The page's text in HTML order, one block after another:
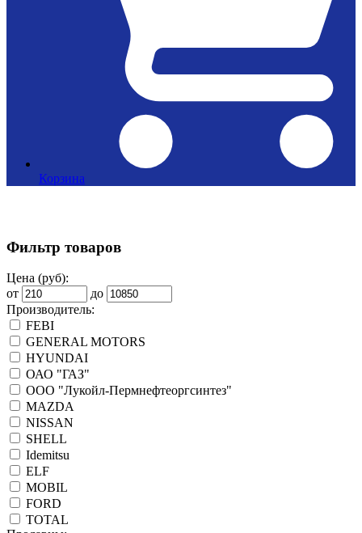
Корзина
Фильтр товаров
Цена (руб):
от
до
Производитель:
FEBI
GENERAL MOTORS
HYUNDAI
ОАО "ГАЗ"
ООО "Лукойл-Пермнефтеоргсинтез"
MAZDA
NISSAN
SHELL
Idemitsu
ELF
MOBIL
FORD
TOTAL